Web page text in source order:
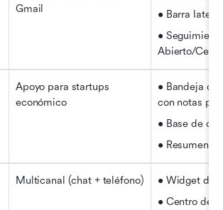
Gmail
• Barra
•
Abierto/
Apoyo para startups
económico
• Bandeja
con notas
• Base de
• Resumen
Multicanal (chat + teléfono)
• Widget de
• Centro de